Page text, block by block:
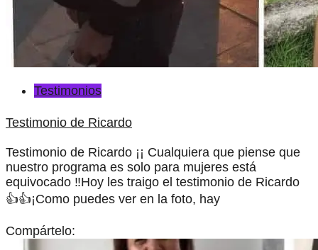
Testimonios
Testimonio de Ricardo
Testimonio de Ricardo ¡¡ Cualquiera que piense que
nuestro programa es solo para mujeres está
equivocado ‼Hoy les traigo el testimonio de Ricardo
👍👍¡Como puedes ver en la foto, hay
Compártelo: